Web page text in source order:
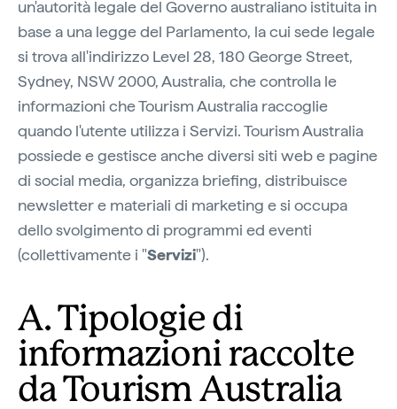
un'autorità legale del Governo australiano istituita in
base a una legge del Parlamento, la cui sede legale
si trova all'indirizzo Level 28, 180 George Street,
Sydney, NSW 2000, Australia, che controlla le
informazioni che Tourism Australia raccoglie
quando l'utente utilizza i Servizi. Tourism Australia
possiede e gestisce anche diversi siti web e pagine
di social media, organizza briefing, distribuisce
newsletter e materiali di marketing e si occupa
dello svolgimento di programmi ed eventi
(collettivamente i "Servizi").
A. Tipologie di
informazioni raccolte
da Tourism Australia